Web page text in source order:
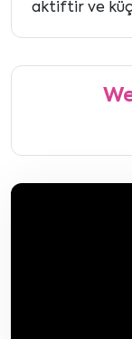
aktiftir ve